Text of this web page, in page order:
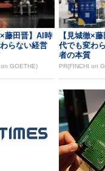
×藤田晋】AI時
らない経営
GOETHE)
【見城徹×
代でも変わ
者の本質
PR(FINCHI on